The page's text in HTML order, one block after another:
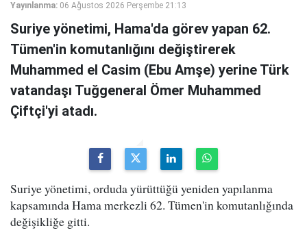
Yayınlanma: 06 Ağustos 2026 Perşembe 21:13
Suriye yönetimi, Hama'da görev yapan 62.
Tümen'in komutanlığını değiştirerek
Muhammed el Casim (Ebu Amşe) yerine Türk
vatandaşı Tuğgeneral Ömer Muhammed
Çiftçi'yi atadı.
Suriye yönetimi, orduda yürüttüğü yeniden yapılanma
kapsamında Hama merkezli 62. Tümen'in komutanlığında
değişikliğe gitti.